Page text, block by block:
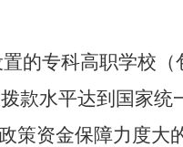
的专科高职学校
款水平达到国家统
资金保障力度大